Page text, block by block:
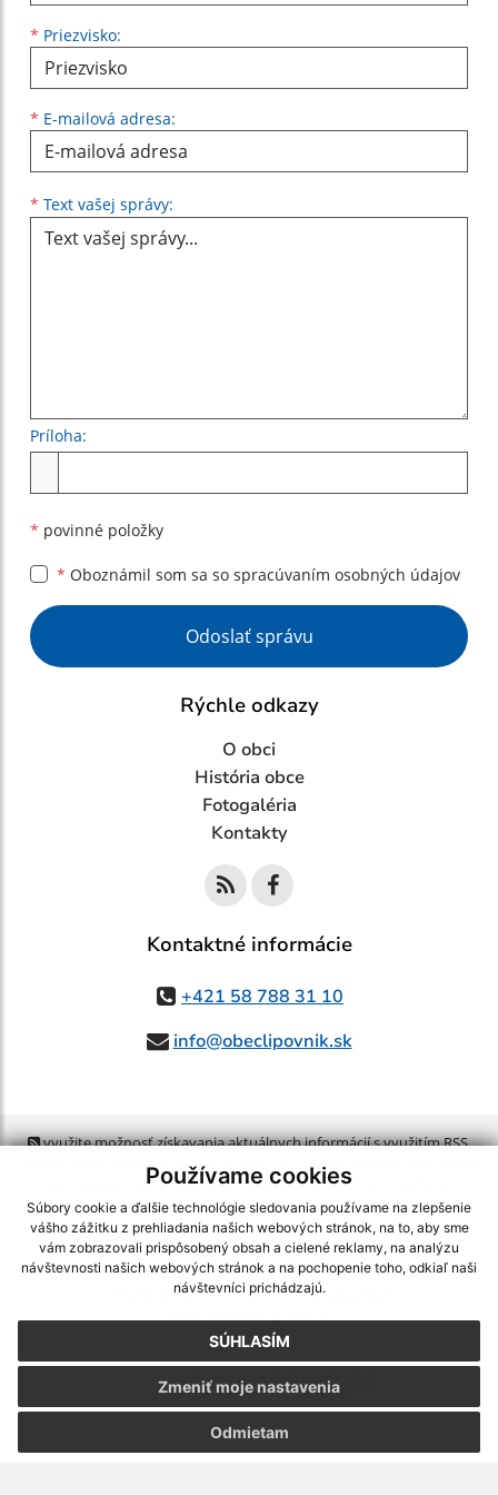
Používame cookies
Súbory cookie a ďalšie technológie sledovania používame na zlepšenie
vášho zážitku z prehliadania našich webových stránok, na to, aby sme
vám zobrazovali prispôsobený obsah a cielené reklamy, na analýzu
návštevnosti našich webových stránok a na pochopenie toho, odkiaľ naši
návštevníci prichádzajú.
SÚHLASÍM
Odmietam
Zmeniť moje nastavenia
* Priezvisko:
* E-mailová adresa:
* Text vašej správy:
Príloha:
* povinné položky
* Oboznámil som sa so spracúvaním osobných údajov
Google reCaptcha Response
Odoslať správu
Rýchle odkazy
O obci
História obce
Fotogaléria
Kontakty
Kontaktné informácie
+421 58 788 31 10
info@obeclipovnik.sk
využite možnosť získavania aktuálnych informácií s využitím RSS,
CMS systém (redakčný) systém ECHELON 2, Mapa stránok
webex.digital, s.r.o.,domény,registrácia domény
spoločnosť webex.digital, s.r.o.,technický prevádzkovateľ
Posledná aktualizácia:05.08.2026
Vytlačiť stránku|Vyhlásenie o prístupnosti
webdesign |